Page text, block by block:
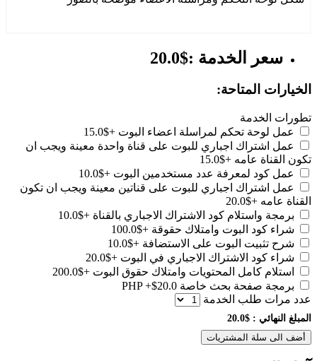
سعر الخدمة :$20.0
الخيارات المتاحة:
تطورات الخدمة
عمل لوحة تحكم لمراسلة اعضاء البوت +$15.0
عمل اشتراك اجباري للبوت على قناة واحدة معينة ويجب ان
تكون القناة عامه +$15.0
عمل كود لمعرفة عدد مستخدمين البوت +$10.0
عمل اشتراك اجباري للبوت على قناتين معينة ويجب ان تكون
القناة عامه +$20.0
برمجة واستلام كود الاشتراك الاجباري بالقناة +$10.0
شراء كود البوت وامتلاك حقوقة +$100.0
شرح تثبيت البوت على الاستضافة +$10.0
شراء كود الاشتراك الاجباري في البوت +$20.0
استلام كامل المحتويات وامتلاك حقوق البوت +$200.0
برمجة صفحة بحث خاصة PHP +$20.0
عدد مرات طلب الخدمة
المبلغ النهائي : $20.0
أضف الى سلة المشتريات